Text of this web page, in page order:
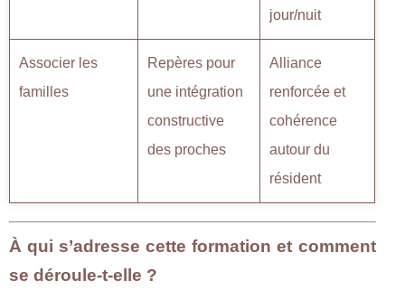
jour/nuit
Associer les
familles
Repères pour
une intégration
constructive
des proches
Alliance
renforcée et
cohérence
autour du
résident
À qui s’adresse cette formation et comment
se déroule-t-elle ?